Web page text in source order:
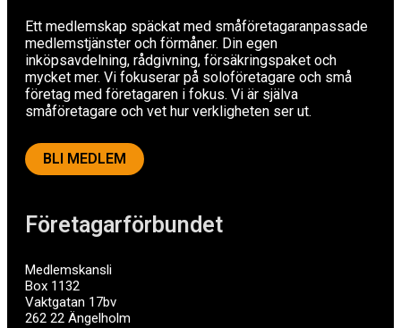
Företagarförbundet
Medlemskansli
Box 1132
Vaktgatan 17bv
262 22 Ängelholm
Ett medlemskap späckat med småföretagaranpassade
medlemstjänster och förmåner. Din egen
inköpsavdelning, rådgivning, försäkringspaket och
mycket mer. Vi fokuserar på soloföretagare och små
företag med företagaren i fokus. Vi är själva
småföretagare och vet hur verkligheten ser ut.
BLI MEDLEM